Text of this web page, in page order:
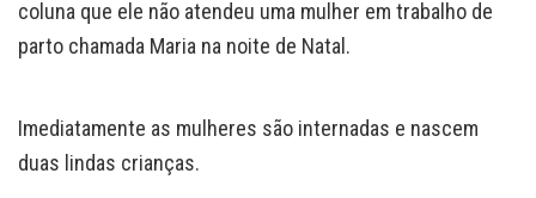
coluna que ele não atendeu uma mulher em trabalho de
parto chamada Maria na noite de Natal.
Imediatamente as mulheres são internadas e nascem
duas lindas crianças.